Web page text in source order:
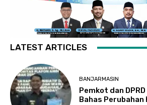
LATEST ARTICLES
BANJARMASIN
Pemkot dan
Bahas Perubahan